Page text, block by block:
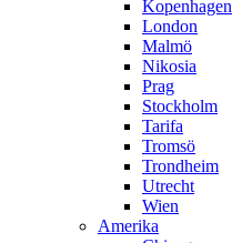
Kopenhagen
London
Malmö
Nikosia
Prag
Stockholm
Tarifa
Tromsö
Trondheim
Utrecht
Wien
Amerika